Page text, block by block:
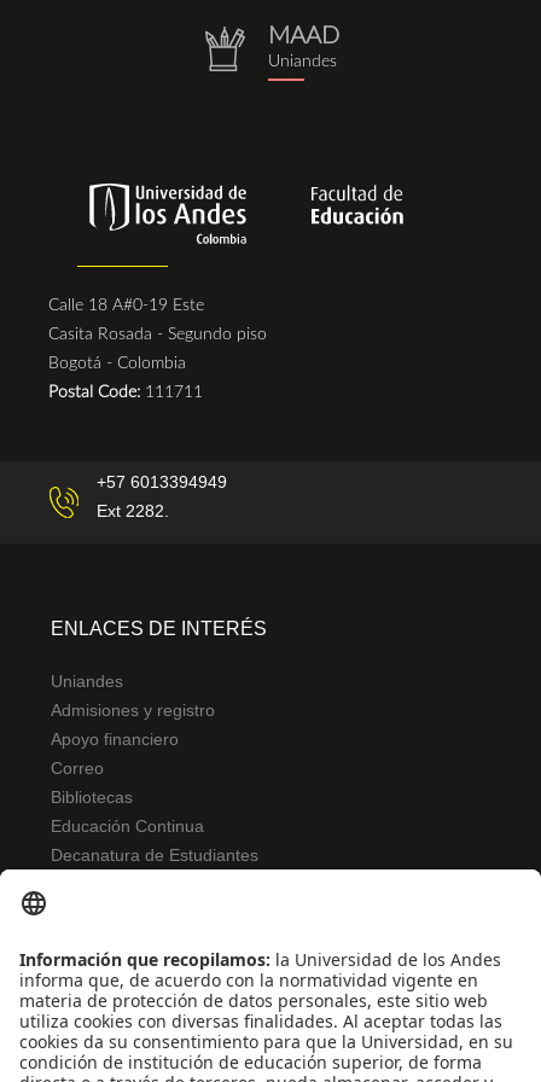
repositorio.png
MAAD
Uniandes
Calle 18 A#0-19 Este
Casita Rosada - Segundo piso
Bogotá - Colombia
Postal Code: 111711
+57 6013394949
Ext 2282.
ENLACES DE INTERÉS
Uniandes
Admisiones y registro
Apoyo financiero
Correo
Bibliotecas
Educación Continua
Decanatura de Estudiantes
NORMATIVIDAD
Reglamento de estudiantes
Bienestar
Uso de datos Personales